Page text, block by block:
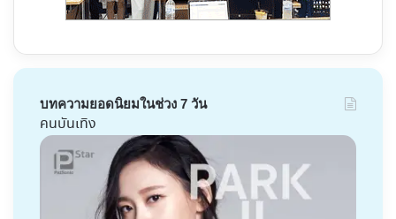
บทความยอดนิยมในช่วง 7 วัน
คนบันเทิง